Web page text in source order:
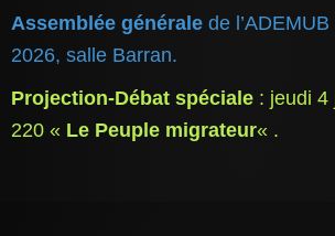
Assemblée générale de
2026, salle Barran.
Projection-Débat spéciale : jeudi 4
220 « Le Peuple migrateur« .